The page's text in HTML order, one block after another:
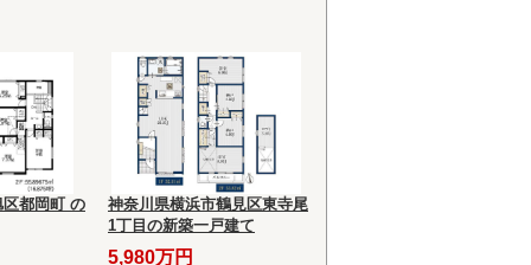
都岡町 の
神奈川県横浜市鶴見区東寺尾
1丁目の新築一戸建て
5,980万円